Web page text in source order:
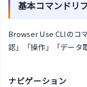
基本コマンドリ
Browser Use CLIのコ
認」「操作」「データ
ナビゲーション